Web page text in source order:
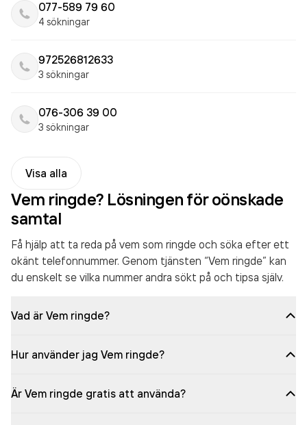
077-589 79 60
4 sökningar
972526812633
3 sökningar
076-306 39 00
3 sökningar
Visa alla
Vem ringde? Lösningen för oönskade
samtal
Få hjälp att ta reda på vem som ringde och söka efter ett
okänt telefonnummer. Genom tjänsten “Vem ringde” kan
du enskelt se vilka nummer andra sökt på och tipsa själv.
Vad är Vem ringde?
Hur använder jag Vem ringde?
Är Vem ringde gratis att använda?